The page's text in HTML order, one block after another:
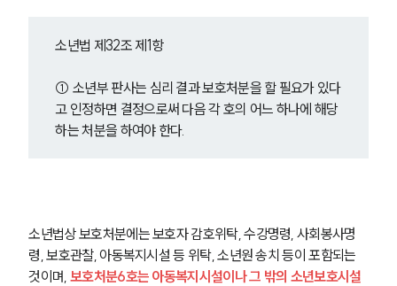
소년법 제32조 제1항
① 소년부 판사는 심리 결과 보호처분을 할 필요가 있다
고 인정하면 결정으로써 다음 각 호의 어느 하나에 해당
하는 처분을 하여야 한다.
소년법상 보호처분에는 보호자 감호위탁, 수강명령, 사회봉사명
령, 보호관찰, 아동복지시설 등 위탁, 소년원 송치 등이 포함되는
것이며, 보호처분6호는 아동복지시설이나 그 밖의 소년보호시설